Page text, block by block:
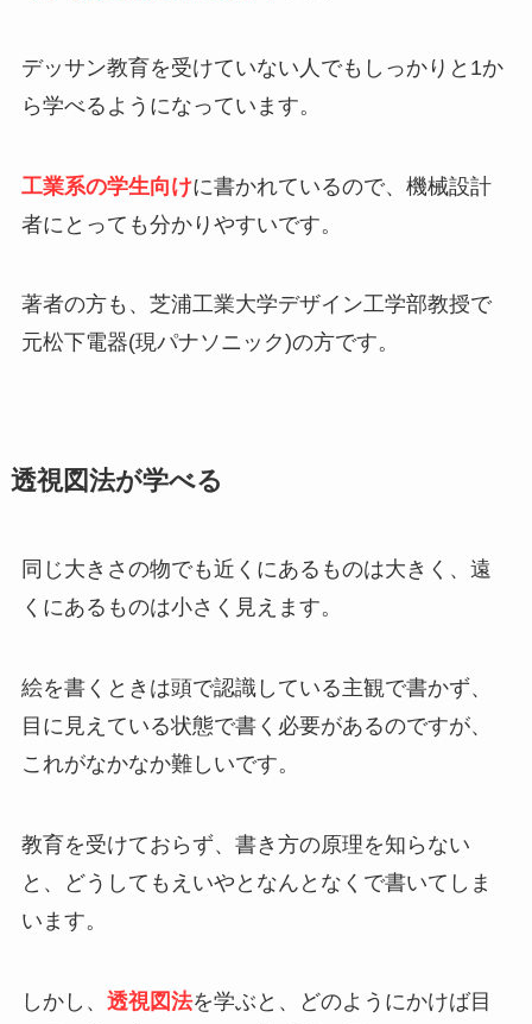
デッサン教育を受けていない人でもしっかりと1か
ら学べるようになっています。
工業系の学生向けに書かれているので、機械設計
者にとっても分かりやすいです。
著者の方も、芝浦工業大学デザイン工学部教授で
元松下電器(現パナソニック)の方です。
透視図法が学べる
同じ大きさの物でも近くにあるものは大きく、遠
くにあるものは小さく見えます。
絵を書くときは頭で認識している主観で書かず、
目に見えている状態で書く必要があるのですが、
これがなかなか難しいです。
教育を受けておらず、書き方の原理を知らない
と、どうしてもえいやとなんとなくで書いてしま
います。
しかし、 透視図法を学ぶと、どのようにかけば目